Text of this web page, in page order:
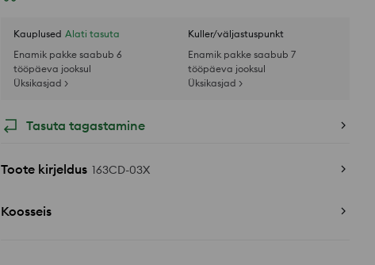
Kauplused Alati tasuta
Enamik pakke saabub 6
tööpäeva jooksul
Üksikasjad >
Kuller/väljastuspunkt
Enamik pakke saabub 7
tööpäeva jooksul
Üksikasjad >
Tasuta tagastamine
Toote kirjeldus 163CD-03X
Koosseis